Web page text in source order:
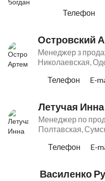
Телефон
Островский
Менеджер з
Николаевская,
Телефон
E-
Летучая Инна
Менеджер по
Полтавская,
Телефон
E-
Василенко